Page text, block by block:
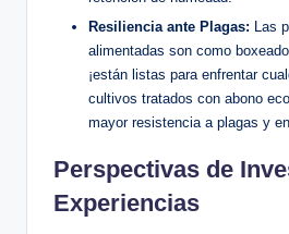
Resiliencia ante Plagas: Las
alimentadas son como
¡están listas para enfrentar
cultivos tratados con abono
mayor resistencia a plagas y
Perspectivas de
Experiencias